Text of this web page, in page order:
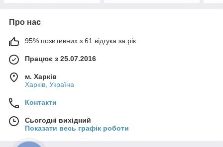
Про нас
95% позитивних з 61 відгука за рік
Працює з 25.07.2016
м. Харків
Харків, Україна
Контакти
Сьогодні вихідний
Показати весь графік роботи